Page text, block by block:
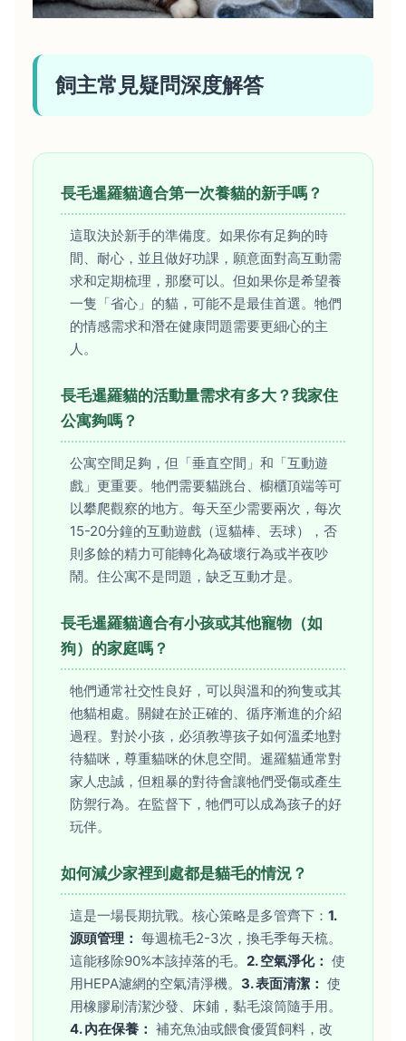
飼主常見疑問深度解答
長毛暹羅貓適合第一次養貓的新手嗎？
這取決於新手的準備度。如果你有足夠的時
間、耐心，並且做好功課，願意面對高互動需
求和定期梳理，那麼可以。但如果你是希望養
一隻「省心」的貓，可能不是最佳首選。牠們
的情感需求和潛在健康問題需要更細心的主
人。
長毛暹羅貓的活動量需求有多大？我家住
公寓夠嗎？
公寓空間足夠，但「垂直空間」和「互動遊
戲」更重要。牠們需要貓跳台、櫥櫃頂端等可
以攀爬觀察的地方。每天至少需要兩次，每次
15-20分鐘的互動遊戲（逗貓棒、丟球），否
則多餘的精力可能轉化為破壞行為或半夜吵
鬧。住公寓不是問題，缺乏互動才是。
長毛暹羅貓適合有小孩或其他寵物（如
狗）的家庭嗎？
牠們通常社交性良好，可以與溫和的狗隻或其
他貓相處。關鍵在於正確的、循序漸進的介紹
過程。對於小孩，必須教導孩子如何溫柔地對
待貓咪，尊重貓咪的休息空間。暹羅貓通常對
家人忠誠，但粗暴的對待會讓牠們受傷或產生
防禦行為。在監督下，牠們可以成為孩子的好
玩伴。
如何減少家裡到處都是貓毛的情況？
這是一場長期抗戰。核心策略是多管齊下： 1.
源頭管理： 每週梳毛2-3次，換毛季每天梳。
這能移除90%本該掉落的毛。 2. 空氣淨化： 使
用HEPA濾網的空氣清淨機。 3. 表面清潔： 使
用橡膠刷清潔沙發、床鋪，黏毛滾筒隨手用。
4. 內在保養： 補充魚油或餵食優質飼料，改